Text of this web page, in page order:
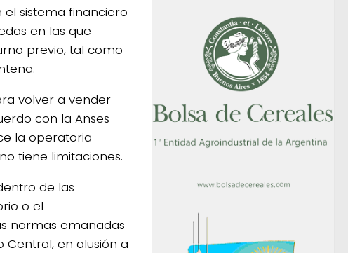
el sistema financiero
en las que
previo, tal como
volver a vender
con la Anses
la operatoria-
tiene limitaciones.
de las
o el
normas emanadas
Central, en alusión a